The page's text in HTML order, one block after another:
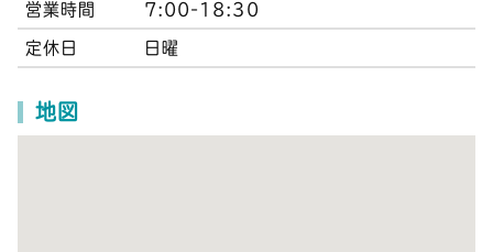
営業時間 7:00-18:30
定休日 日曜
地図